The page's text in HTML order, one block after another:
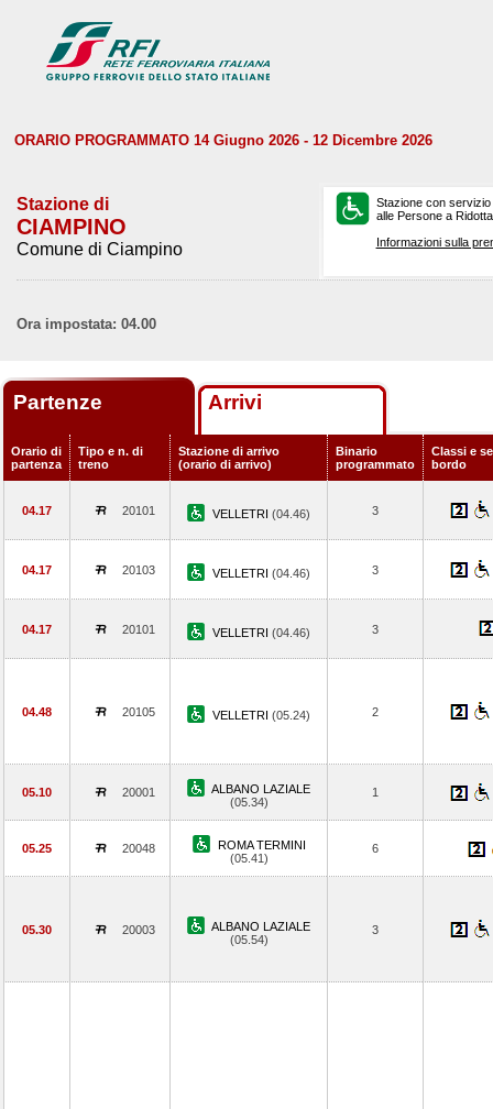
ORARIO PROGRAMMATO 14 Giugno 2026 - 12 Dicembre 2026
Stazione di
CIAMPINO
Comune di Ciampino
Stazione con
alle Persone a
Informazioni sulla
Ora impostata: 04.00
Partenze Arrivi
Orario di
partenza
Tipo e n. di
treno
Stazione di arrivo
(orario di arrivo)
Binario
programmato
Classi e
bordo
04.17 20101 VELLETRI (04.46) 3
04.17 20103 VELLETRI (04.46) 3
04.17 20101 VELLETRI (04.46) 3
04.48 20105 VELLETRI (05.24) 2
05.10 20001
ALBANO LAZIALE
(05.34)
1
05.25 20048
ROMA TERMINI
(05.41)
6
05.30 20003
ALBANO LAZIALE
(05.54)
3